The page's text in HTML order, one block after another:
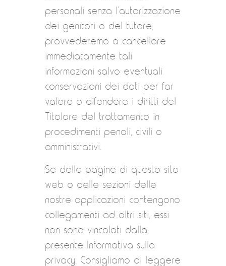
personali senza l’autorizzazione
dei genitori o del tutore,
provvederemo a cancellare
immediatamente tali
informazioni salvo eventuali
conservazioni dei dati per far
valere o difendere i diritti del
Titolare del trattamento in
procedimenti penali, civili o
amministrativi.
Se delle pagine di questo sito
web o delle sezioni delle
nostre applicazioni contengono
collegamenti ad altri siti, essi
non sono vincolati dalla
presente Informativa sulla
privacy. Consigliamo di leggere